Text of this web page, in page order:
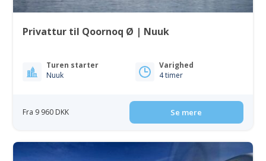
Privattur til Qoornoq Ø | Nuuk
Turen starter
Nuuk
Varighed
4 timer
Fra 9 960 DKK Se mere